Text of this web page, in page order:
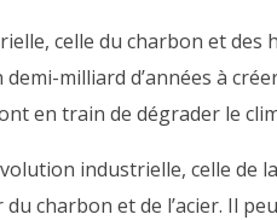
celle du charbon et des
milliard d’années à
en train de dégrader le
industrielle, celle de
charbon et de l’acier. Il